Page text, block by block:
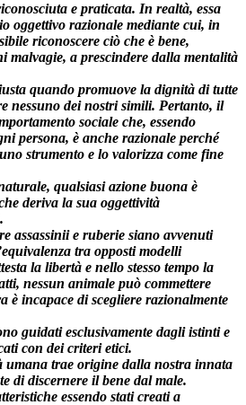
e praticata. In realtà, essa
oggettivo razionale mediante cui, in
riconoscere ciò che è bene,
malvagie, a prescindere dalla mentalità
quando promuove la dignità di tutte
nessuno dei nostri simili. Pertanto, il
sociale che, essendo
persona, è anche razionale perché
strumento e lo valorizza come fine
qualsiasi azione buona è
deriva la sua oggettività
assassinii e ruberie siano avvenuti
tra opposti modelli
la libertà e nello stesso tempo la
nessun animale può commettere
è incapace di scegliere razionalmente
guidati esclusivamente dagli istinti e
con dei criteri etici.
umana trae origine dalla nostra innata
di discernere il bene dal male.
essendo stati creati a